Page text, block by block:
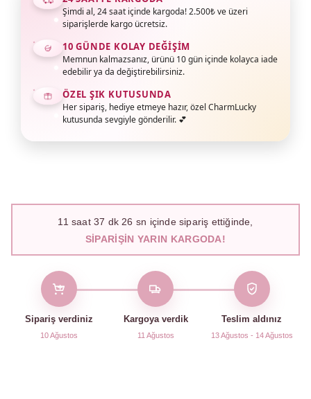
Şimdi al, 24 saat içinde kargoda! 2.500₺ ve üzeri
siparişlerde kargo ücretsiz.
10 GÜNDE KOLAY DEĞIŞIM
Memnun kalmazsanız, ürünü 10 gün içinde kolayca iade
edebilir ya da değiştirebilirsiniz.
ÖZEL ŞIK KUTUSUNDA
Her sipariş, hediye etmeye hazır, özel CharmLucky
kutusunda sevgiyle gönderilir. 💕
11 saat37 dk 25 sn içinde sipariş ettiğinde,
SIPARIŞIN YARIN KARGODA!
Sipariş verdiniz
10 Ağustos
Kargoya verdik
11 Ağustos
Teslim aldınız
13 Ağustos - 14 Ağustos